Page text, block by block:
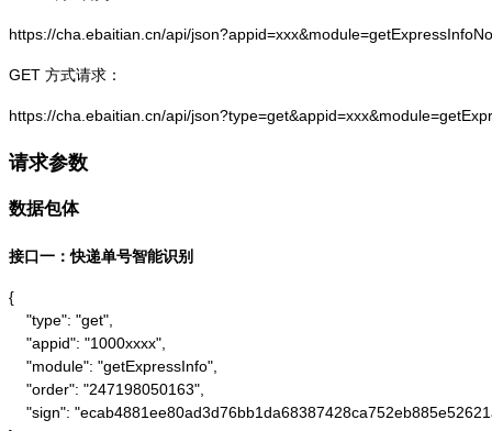
https://cha.ebaitian.cn/api/
GET 方式请求：
https://cha.ebaitian.cn/api/
请求参数
数据包体
接口一：快递单号智能识别
{
    "type": "get",
    "appid": "1000xxxx",
    "module": "getExpressInfo",
    "order": "247198050163",
"sign":